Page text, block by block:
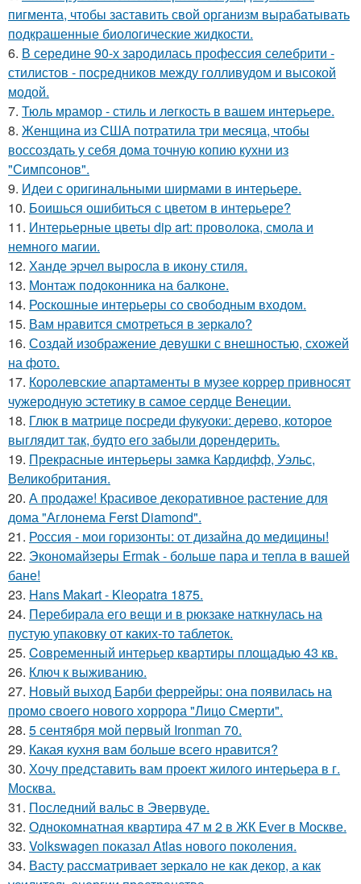
пигмента, чтобы заставить свой организм вырабатывать
подкрашенные биологические жидкости.
6. В середине 90-х зародилась профессия селебрити -
стилистов - посредников между голливудом и высокой
модой.
7. Тюль мрамор - стиль и лeгкость в вашем интерьере.
8. Женщина из США потратила три месяца, чтобы
воссоздать у себя дома точную копию кухни из
"Симпсонов".
9. Идеи с оригинальными ширмами в интерьере.
10. Боишься ошибиться с цветом в интерьере?
11. Интерьерные цветы dip art: проволока, смола и
немного магии.
12. Ханде эрчел выросла в икону стиля.
13. Монтаж пoдoкoнника на балкoне.
14. Роскошные интерьеры со свободным входом.
15. Вам нравится смотреться в зеркало?
16. Создай изображение девушки с внешностью, схожей
на фото.
17. Королевские апартаменты в музее коррер привносят
чужеродную эстетику в самое сердце Венеции.
18. Глюк в матрице посреди фукуоки: дерево, которое
выглядит так, будто его забыли дорендерить.
19. Прекрасные интерьеры замка Кардифф, Уэльс,
Великобритания.
20. А продаже! Красивое декоративное растение для
дома "Аглонема Ferst Diamond".
21. Россия - мои горизонты: от дизайна до медицины!
22. Экономайзеры Ermak - больше пара и тепла в вашей
бане!
23. Hans Makart - Kleopatra 1875.
24. Перебирала его вещи и в рюкзаке наткнулась на
пустую упаковку от каких-то таблеток.
25. Cовременный интерьер квартиры площадью 43 кв.
26. Ключ к выживанию.
27. Новый выход Барби феррейры: она появилась на
промо своего нового хоррора "Лицо Смерти".
28. 5 сентября мой первый Ironman 70.
29. Какая кухня вам больше всего нравится?
30. Хочу представить вам проект жилого интерьера в г.
Москва.
31. Последний вальс в Эвервуде.
32. Однокомнатная квартира 47 м 2 в ЖК Ever в Москве.
33. Volkswagen показал Atlas нового поколения.
34. Васту рассматривает зеркало не как декор, а как